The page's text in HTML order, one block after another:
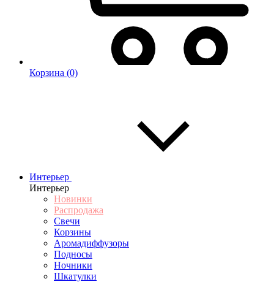
Корзина (0)
Интерьер
Интерьер
Новинки
Распродажа
Свечи
Корзины
Аромадиффузоры
Подносы
Ночники
Шкатулки